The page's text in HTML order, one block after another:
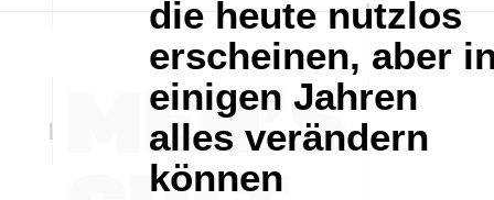
die heute nutzlos
erscheinen, aber
einigen Jahren
alles verändern
können